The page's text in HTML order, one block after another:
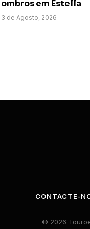
ombros em Estella
3 de Agosto, 2026
CONTACTE-
© 2026